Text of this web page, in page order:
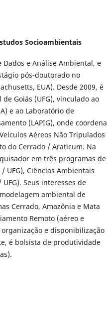
Socioambientais
Dados e Análise Ambiental, e
pós-doutorado no
EUA). Desde 2009, é
Goiás (UFG), vinculado ao
e ao Laboratório de
(LAPIG), onde coordena
Aéreos Não Tripulados
do Cerrado / Araticum. Na
em três programas de
UFG), Ciências Ambientais
UFG). Seus interesses de
ambiental de
Cerrado, Amazônia e Mata
Remoto (aéreo e
e disponibilização
é bolsista de produtividade